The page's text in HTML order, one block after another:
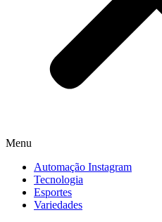
Menu
Automação Instagram
Tecnologia
Esportes
Variedades